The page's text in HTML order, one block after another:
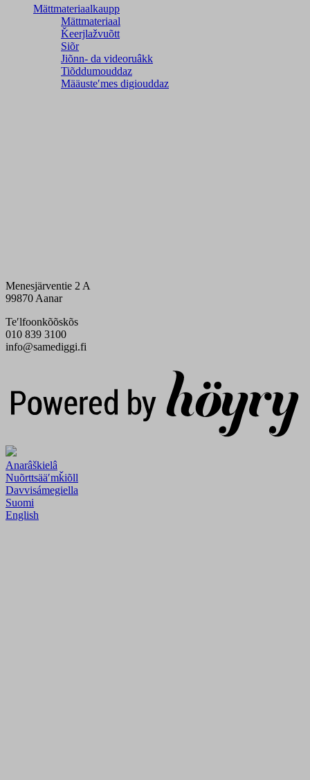
Mättmateriaalkaupp
Mättmateriaal
Ǩeerjlažvuõtt
Siõr
Jiõnn- da videoruâkk
Tiõddumouddaz
Määusteʹmes digiouddaz
Menesjärventie 2 A
99870 Aanar
Teʹlfoonkõõskõs
010 839 3100
info@samediggi.fi
Anarâškielâ
Nuõrttsääʹmǩiõll
Davvisámegiella
Suomi
English